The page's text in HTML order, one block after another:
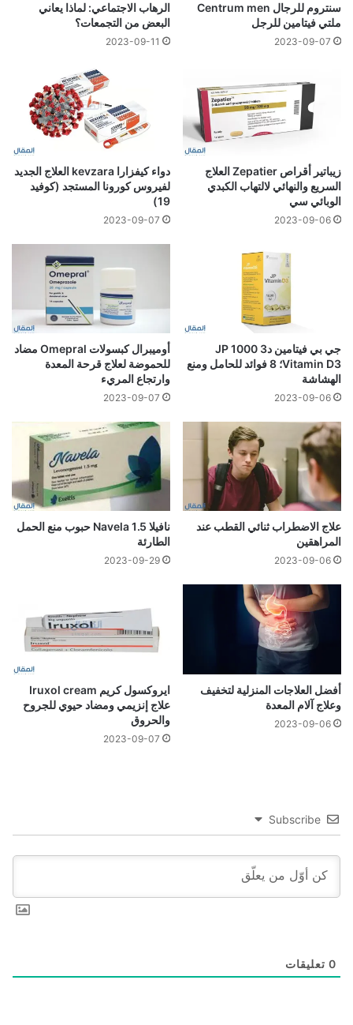
سنتروم للرجال Centrum men
ملتي فيتامين للرجل
2023-09-07
الرهاب الاجتماعي: لماذا يعاني
البعض من التجمعات؟
2023-09-11
زيباتير أقراص Zepatier العلاج
السريع والنهائي لالتهاب الكبدي
الوبائي سي
2023-09-06
دواء كيفزارا kevzara العلاج الجديد
لفيروس كورونا المستجد (كوفيد
19)
2023-09-07
جي بي فيتامين د3 1000 JP
Vitamin D3؛ 8 فوائد للحامل ومنع
الهشاشة
2023-09-06
أوميبرال كبسولات Omepral مضاد
للحموضة لعلاج قرحة المعدة
وارتجاع المريء
2023-09-07
علاج الاضطراب ثنائي القطب عند
المراهقين
2023-09-06
نافيلا 1.5 Navela حبوب منع الحمل
الطارئة
2023-09-29
أفضل العلاجات المنزلية لتخفيف
وعلاج آلام المعدة
2023-09-06
ايروكسول كريم Iruxol cream
علاج إنزيمي ومضاد حيوي للجروح
والحروق
2023-09-07
Subscribe
0 تعليقات